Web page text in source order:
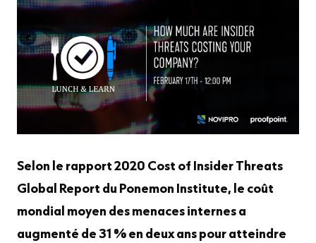
Selon le rapport 2020 Cost of Insider Threats
Global Report du Ponemon Institute, le coût
mondial moyen des menaces internes a
augmenté de 31 % en deux ans pour atteindre